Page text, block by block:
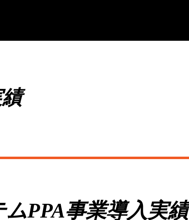
PPA事業導入実績